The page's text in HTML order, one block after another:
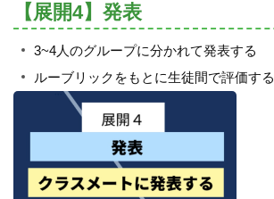
【展開4】発表
3~4人のグループに分かれて発表する
ルーブリックをもとに生徒間で評価する